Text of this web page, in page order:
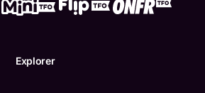
Explorer
Conditions d'utilisation